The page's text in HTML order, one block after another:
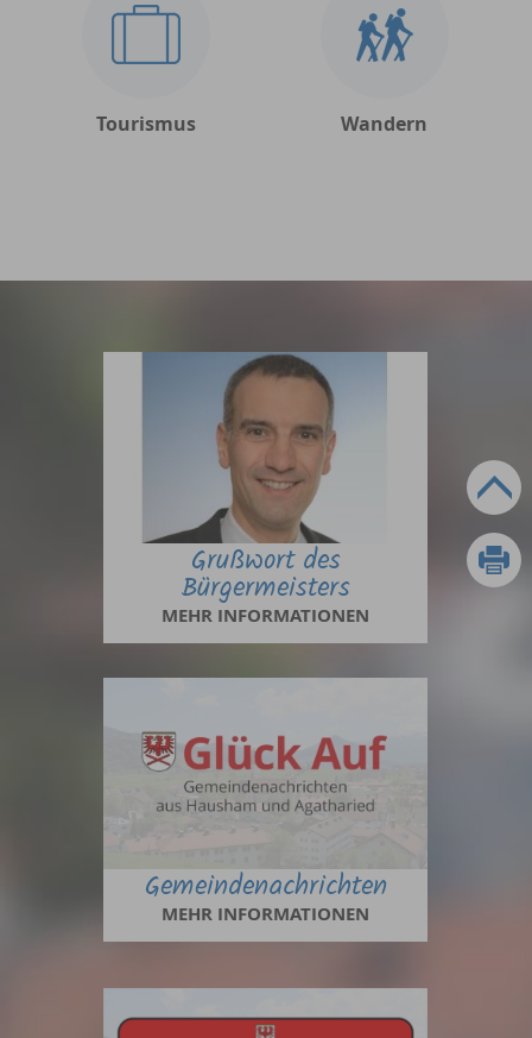
Tourismus Wandern
Grußwort des
Bürgermeisters
MEHR INFORMATIONEN
Gemeindenachrichten
MEHR INFORMATIONEN